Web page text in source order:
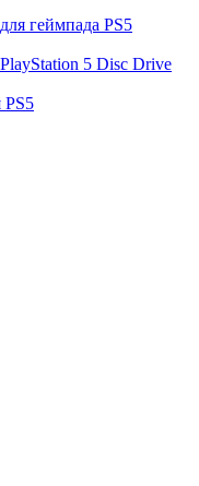
геймпада PS5
5 Disc Drive
PS5